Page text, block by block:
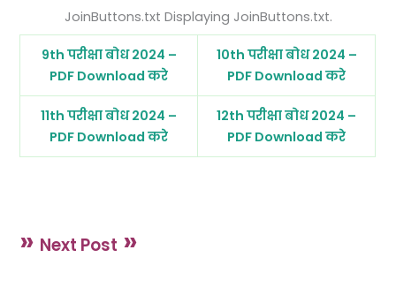
JoinButtons.txt Displaying JoinButtons.txt.
9th परीक्षा बोध 2024 –
PDF Download करे
10th परीक्षा बोध 2024 –
PDF Download करे
11th परीक्षा बोध 2024 –
PDF Download करे
12th परीक्षा बोध 2024 –
PDF Download करे
» Next Post »